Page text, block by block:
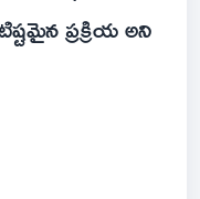
ప్రక్రియ అని